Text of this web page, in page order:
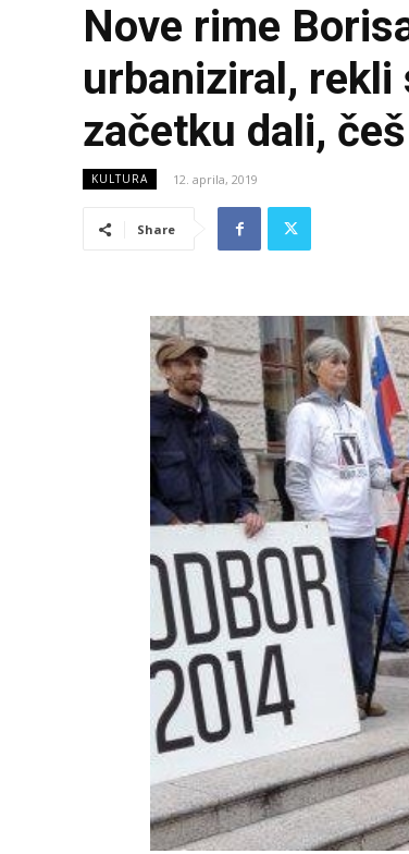
Nove rime
urbaniziral, rekli
začetku dali,
KULTURA 12. aprila, 2019
Share